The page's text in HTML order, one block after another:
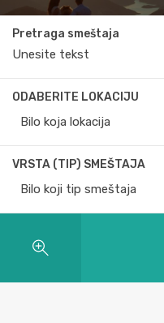
Pretraga smeštaja
ODABERITE LOKACIJU
Bilo koja lokacija
VRSTA (TIP) SMEŠTAJA
Bilo koji tip smeštaja